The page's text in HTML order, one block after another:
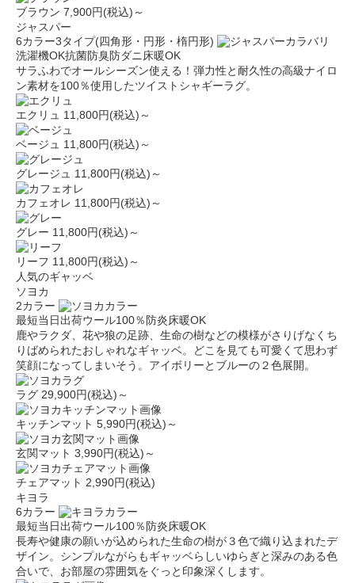
ブラウン 7,900円(税込)～
ジャスパー
6カラー3タイプ(四角形・円形・楕円形)
洗濯機OK抗菌防臭防ダニ 床暖OK
サラふわでオールシーズン使える！弾力性と耐久性の高級ナイロ
ン素材を100％使用したツイストシャギーラグ。
エクリュ 11,800円(税込)～
ベージュ 11,800円(税込)～
グレージュ 11,800円(税込)～
カフェオレ 11,800円(税込)～
グレー 11,800円(税込)～
リーフ 11,800円(税込)～
人気のギャッベ
ソヨカ
2カラー
最短当日出荷ウール100％防炎床暖OK
鹿やラクダ、花や狼の足跡、生命の樹などの模様がさりげなくち
りばめられたおしゃれなギャッベ。どこを見ても可愛くて思わず
笑顔になってしまいそう。アイボリーとブルーの２色展開。
ラグ 29,900円(税込)～
キッチンマット 5,990円(税込)～
玄関マット 3,990円(税込)～
チェアマット 2,990円(税込)
キヨラ
6カラー
最短当日出荷ウール100％防炎床暖OK
長寿や健康の願いが込められた生命の樹が３色で織り込まれたデ
ザイン。シンプルながらもギャッベらしいゆらぎと深みのある色
合いで、お部屋の雰囲気をぐっと印象深くします。